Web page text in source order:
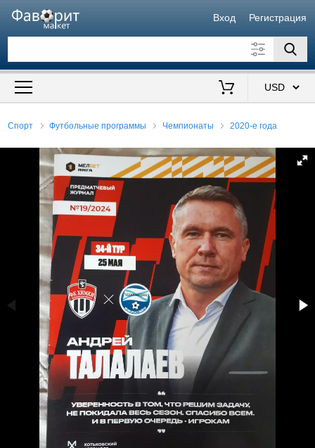
Вход Регистрация
Искать также в описании
Спорт Футбольные программы Чемпионаты 2020-е года